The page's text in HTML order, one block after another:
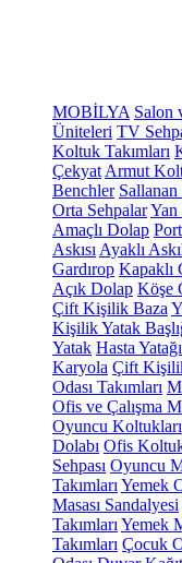
MOBİLYA Salon
Üniteleri TV
Koltuk Takımları
Çekyat Armut
Benchler
Orta SehpalarYan
Amaçlı Dolap
Askısı Ayaklı
Gardırop Kapaklı
Açık Dolap Köşe
Çift Kişilik Baza
Kişilik Yatak
Yatak Hasta Yatağı
Karyola Çift
Odası Takımları
Ofis ve Çalışma
Oyuncu Koltukları
Dolabı Ofis
Sehpası Oyuncu
Takımları Yemek
Masası Sandalyesi
Takımları Yemek
Takımları Çocuk